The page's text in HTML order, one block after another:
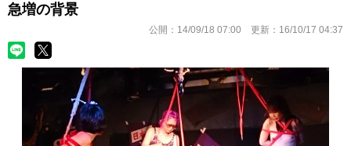
急増の背景
公開： 14/09/18 07:00 更新： 16/10/17 04:37